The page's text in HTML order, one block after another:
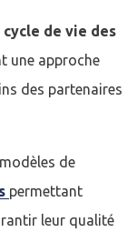
cycle de vie des
une approche
des partenaires
de
permettant
leur qualité